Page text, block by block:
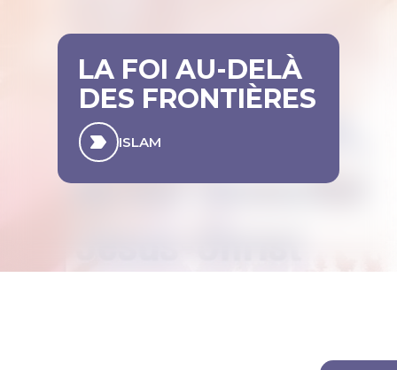
LA FOI AU-DELÀ
DES FRONTIÈRES
ISLAM